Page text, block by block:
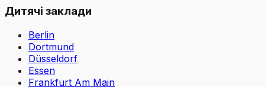
Дитячі заклади
Berlin
Dortmund
Düsseldorf
Essen
Frankfurt Am Main